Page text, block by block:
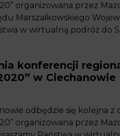
organizowana przez
Marszałkowskiego
w wirtualną podróż do
konferencji
w Ciechanowie
odbędzie się kolejna
organizowana przez